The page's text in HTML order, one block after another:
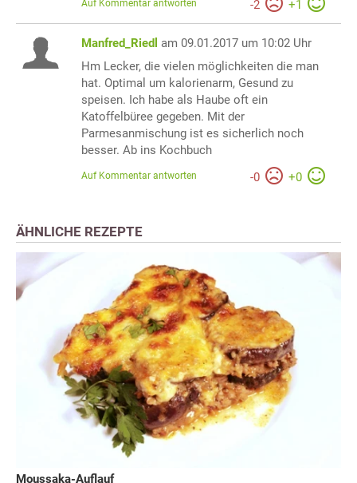
-2 +1
Auf Kommentar antworten
Manfred_Riedl am 09.01.2017 um 10:02 Uhr
Hm Lecker, die vielen möglichkeiten die man
hat. Optimal um kalorienarm, Gesund zu
speisen. Ich habe als Haube oft ein
Katoffelbüree gegeben. Mit der
Parmesanmischung ist es sicherlich noch
besser. Ab ins Kochbuch
-0 +0
Auf Kommentar antworten
ÄHNLICHE REZEPTE
Moussaka-Auflauf